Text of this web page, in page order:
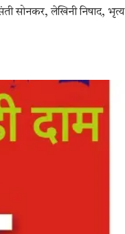
सोनकर, लेखिनी निषाद, भृत्य